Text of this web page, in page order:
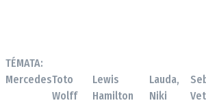
TÉMATA:
MercedesToto
Wolff
Lewis
Hamilton
Lauda,
Niki